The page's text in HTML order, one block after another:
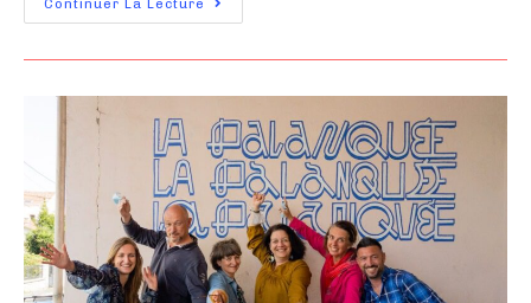
Continuer La Lecture